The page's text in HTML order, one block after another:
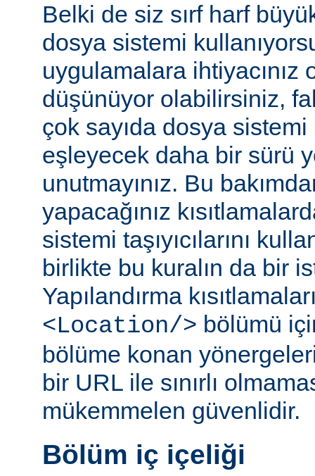
Belki de siz sırf harf
dosya sistemi
uygulamalara ihtiyacınız
düşünüyor olabilirsiniz,
çok sayıda dosya
eşleyecek daha bir sürü
unutmayınız. Bu
yapacağınız
sistemi taşıyıcılarını
birlikte bu kuralın da bir
Yapılandırma
<Location/> bölümü
bölüme konan
bir URL ile sınırlı
mükemmelen güvenlidir.
Bölüm iç içeliği